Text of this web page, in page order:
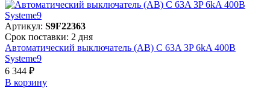
Артикул: S9F22363
Срок поставки: 2 дня
Автоматический выключатель (АВ) C 63A 3P 6kA 400В
Systeme9
6 344 ₽
В корзинy